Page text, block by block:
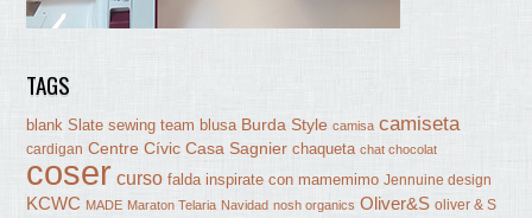
TAGS
blank Slate sewing team blusa Burda Style camisa camiseta
cardigan Centre Cívic Casa Sagnier chaqueta chat chocolat
coser curso falda inspirate con mamemimo Jennuine design
KCWC MADE Maraton Telaria Navidad nosh organics Oliver&S oliver & S